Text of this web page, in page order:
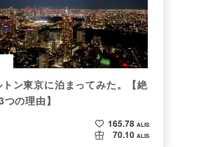
トン東京に泊まってみた。【絶
の理由】
165.78 ALIS
70.10 ALIS